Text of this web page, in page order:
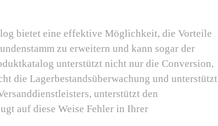
bietet eine effektive Möglichkeit, die Vorteile
zu erweitern und kann sogar der
unterstützt nicht nur die Conversion,
die Lagerbestandsüberwachung und unterstützt
unterstützt den
auf diese Weise Fehler in Ihrer